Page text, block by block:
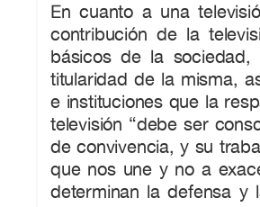
En cuanto a una
contribución de la
básicos de la sociedad,
titularidad de la misma,
e instituciones que la
televisión “debe ser
de convivencia, y su
que nos une y no a
determinan la defensa y